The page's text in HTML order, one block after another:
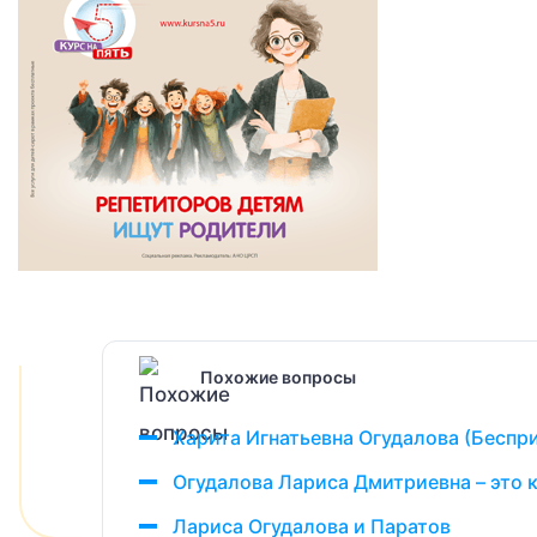
Похожие вопросы
Харита Игнатьевна Огудалова
Огудалова Лариса Дмитриевна – это
Лариса Огудалова и Паратов